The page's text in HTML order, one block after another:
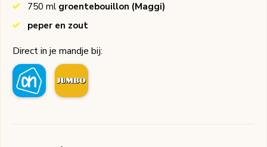
750 ml groentebouillon (Maggi)
peper en zout
Direct in je mandje bij: